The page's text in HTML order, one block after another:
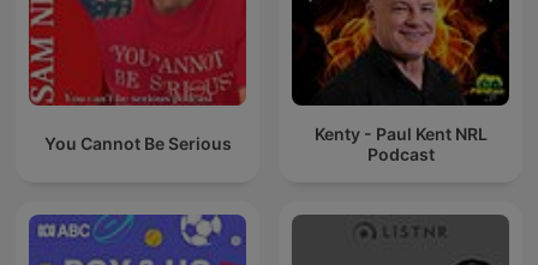
You Cannot Be Serious
Kenty - Paul Kent NRL
Podcast